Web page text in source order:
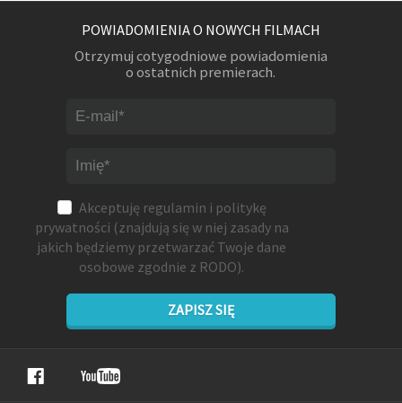
POWIADOMIENIA O NOWYCH FILMACH
Otrzymuj cotygodniowe powiadomienia
o ostatnich premierach.
Akceptuję regulamin i politykę
prywatności (znajdują się w niej zasady na
jakich będziemy przetwarzać Twoje dane
osobowe zgodnie z RODO).
ZAPISZ SIĘ